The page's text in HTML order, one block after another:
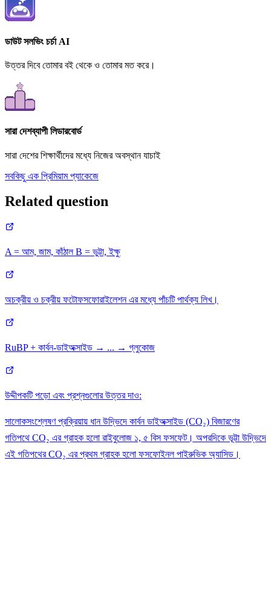
ডাউট সলভিং চর্চা AI
উত্তর দিবে তোমার বই থেকে ও তোমার মত করে।
সারা দেশব্যাপী লিডারবোর্ড
সারা দেশের শিক্ষার্থীদের মধ্যে নিজের অবস্থান যাচাই
সবকিছু এক প্রিমিয়াম প্যাকেজে
Related question
A = আম, জাম, কাঁঠাল B = ভুট্টা, ইক্ষু
অচক্রীয় ও চক্রীয় ফটোফসফোরাইলেশন এর মধ্যে পাঁচটি পার্থক্য লিখ।
RuBP + কার্বন-ডাইঅক্সাইড → ... → গ্লুকোজ
উদ্দীপকটি পড়ো এবং প্রশ্নগুলোর উত্তর দাও:
সালোকসংশ্লেষণ প্রক্রিয়ায় ধান উদ্ভিদে কার্বন ডাইঅক্সাইড (CO₂) বিজারণের
গতিপথে CO₂ এর গ্রাহক হলো রাইবুলোজ ১, ৫ বিস ফসফেট। অপরদিকে ভূট্টা উদ্ভিদে
এই গতিপথের CO₂ এর প্রথম গ্রাহক হলো ফসফোইনল পাইরুভিক অ্যাসিড।